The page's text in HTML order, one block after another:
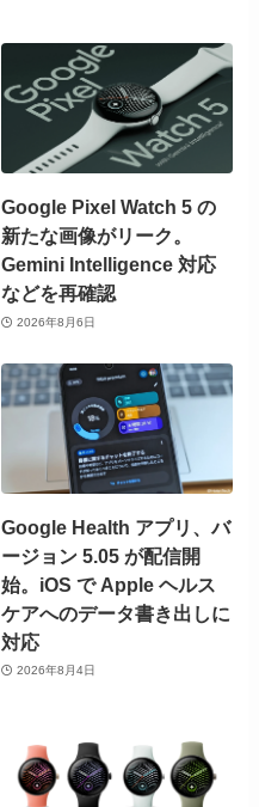
Google Pixel Watch 5 の
新たな画像がリーク。
Gemini Intelligence 対応
などを再確認
2026年8月6日
Google Health アプリ、バ
ージョン 5.05 が配信開
始。iOS で Apple ヘルス
ケアへのデータ書き出しに
対応
2026年8月4日